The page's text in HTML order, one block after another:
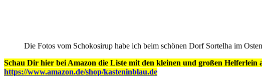
Die Fotos vom Schokosirup habe ich beim schönen Dorf Sortelha im
Schau Dir hier bei Amazon die Liste mit den kleinen und großen
https://www.amazon.de/shop/kasteninblau.de